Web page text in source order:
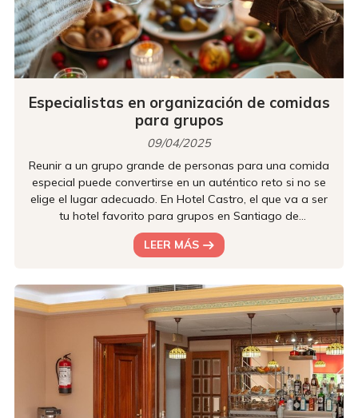
Especialistas en organización de comidas
para grupos
09/04/2025
Reunir a un grupo grande de personas para una comida
especial puede convertirse en un auténtico reto si no se
elige el lugar adecuado. En Hotel Castro, el que va a ser
tu hotel favorito para grupos en Santiago de
Compostela, hacemos que la organización de comidas
para grupos sea un proceso fácil, cómodo y exitoso. Ya
celebración familiar, tenemos todo lo necesario para que
cada evento sea inolvidable. ¡Y te lo contamos en este
artículo! Espacios...
LEER MÁS